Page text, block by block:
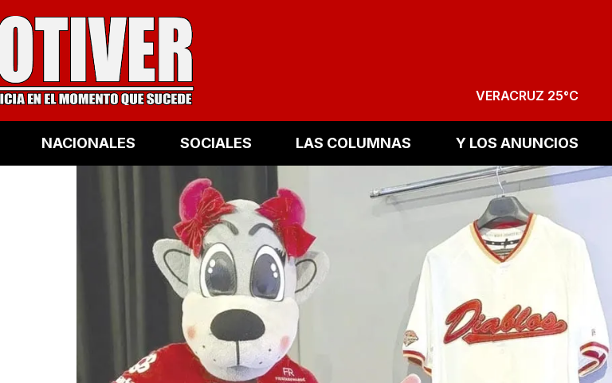
VERACRUZ 25°C
NACIONALES SOCIALES LAS COLUMNAS Y LOS ANUNCIOS